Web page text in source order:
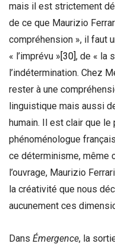
mais il est strictement
de ce que Maurizio
compréhension », il faut
« l’imprévu » [30] , de « la
l’indétermination. Chez
rester à une
linguistique mais aussi
humain. Il est clair que
phénoménologue
ce déterminisme, même
l’ouvrage, Maurizio
la créativité que nous
aucunement ces
Dans Émergence, la